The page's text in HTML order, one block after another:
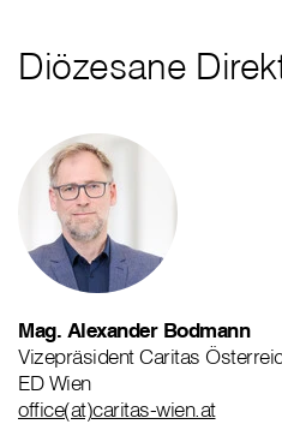
Diözesane
Mag. Alexander Bodmann
Vizepräsident Caritas
ED Wien
office(at)caritas-wien.at